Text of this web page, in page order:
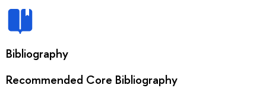
Bibliography
Recommended Core Bibliography